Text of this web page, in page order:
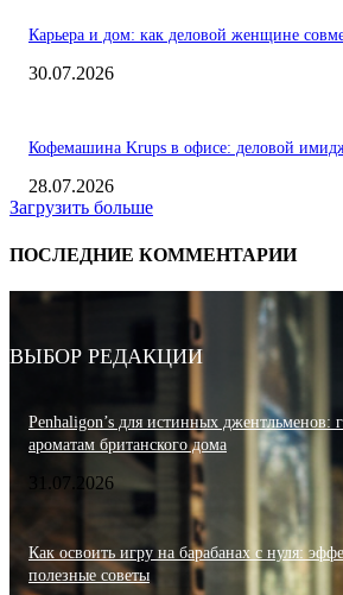
Карьера и дом: как деловой женщине
30.07.2026
Кофемашина Krups в офисе: деловой
28.07.2026
Загрузить больше
ПОСЛЕДНИЕ КОММЕНТАРИИ
ВЫБОР РЕДАКЦИИ
Penhaligon’s для истинных
ароматам британского дома
31.07.2026
Как освоить игру на барабанах с нуля:
полезные советы